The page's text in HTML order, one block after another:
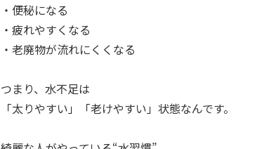
・便秘になる
・疲れやすくなる
・老廃物が流れにくくなる
つまり、水不足は
「太りやすい」「老けやすい」状態なんです。